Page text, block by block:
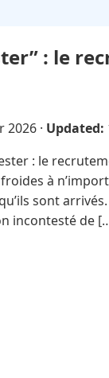
: le
2026 · Updated:
: le
à
sont
incontesté de